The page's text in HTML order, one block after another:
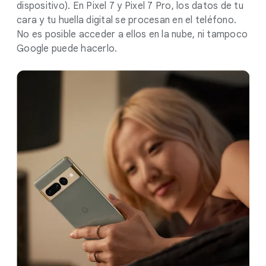
dispositivo). En Pixel 7 y Pixel 7 Pro, los datos de tu
cara y tu huella digital se procesan en el teléfono.
No es posible acceder a ellos en la nube, ni tampoco
Google puede hacerlo.